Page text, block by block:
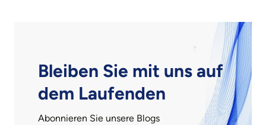
Bleiben Sie mit uns auf
dem Laufenden
Abonnieren Sie unsere Blogs